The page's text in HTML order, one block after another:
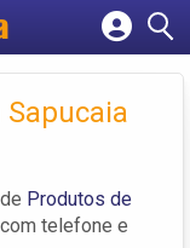
Produtos de
telefone e